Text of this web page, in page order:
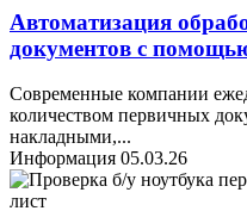
Автоматизация
документов с
Современные компании
количеством первичных
накладными,...
Информация 05.03.26